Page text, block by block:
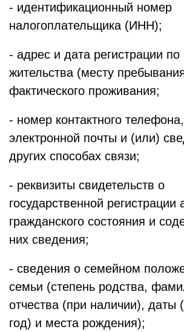
- идентификационный номер
налогоплательщика (ИНН);
- адрес и дата регистрации по
жительства (месту
фактического проживания;
- номер контактного
электронной почты и (или)
других способах связи;
- реквизиты свидетельств о
государственной регистрации
гражданского состояния и
них сведения;
- сведения о семейном
семьи (степень родства,
отчества (при наличии), даты
год) и места рождения);